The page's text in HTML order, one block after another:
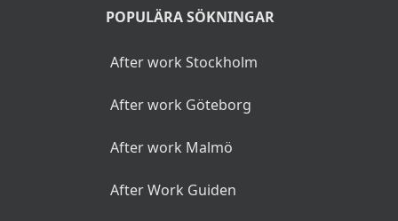
INFO
Bästa After Work ställen
på en plats.
innehålla reklamlänkar,
med asterisk (*).